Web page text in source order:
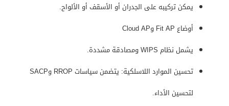
يمكن تركيبه على الجدران أو الأسقف أو الألواح.
أوضاع Fit AP وCloud AP
يشمل نظام WIPS ومصادقة مشددة.
تحسين الموارد اللاسلكية: يتضمن سياسات RROP وSACP
لتحسين الأداء.